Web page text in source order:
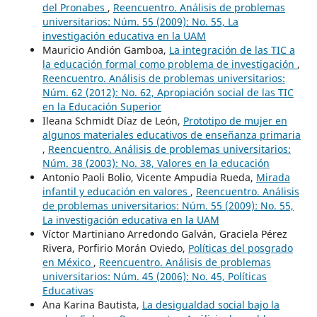
del Pronabes , Reencuentro. Análisis de problemas
universitarios: Núm. 55 (2009): No. 55, La
investigación educativa en la UAM
Mauricio Andión Gamboa, La integración de las TIC a
la educación formal como problema de investigación ,
Reencuentro. Análisis de problemas universitarios:
Núm. 62 (2012): No. 62, Apropiación social de las TIC
en la Educación Superior
Ileana Schmidt Díaz de León, Prototipo de mujer en
algunos materiales educativos de enseñanza primaria
, Reencuentro. Análisis de problemas universitarios:
Núm. 38 (2003): No. 38, Valores en la educación
Antonio Paoli Bolio, Vicente Ampudia Rueda, Mirada
infantil y educación en valores , Reencuentro. Análisis
de problemas universitarios: Núm. 55 (2009): No. 55,
La investigación educativa en la UAM
Víctor Martiniano Arredondo Galván, Graciela Pérez
Rivera, Porfirio Morán Oviedo, Políticas del posgrado
en México , Reencuentro. Análisis de problemas
universitarios: Núm. 45 (2006): No. 45, Políticas
Educativas
Ana Karina Bautista, La desigualdad social bajo la